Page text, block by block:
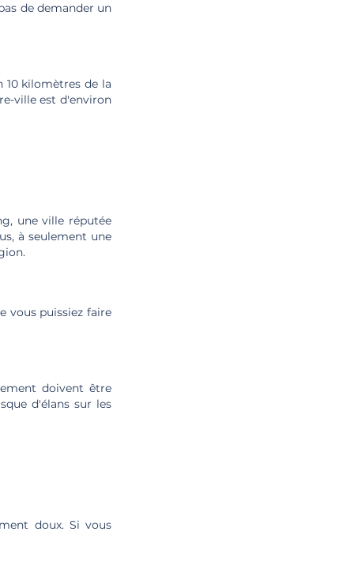
de demander un
10 kilomètres de la
ville est d'environ
une ville réputée
à seulement une
vous puissiez faire
doivent être
d'élans sur les
doux. Si vous